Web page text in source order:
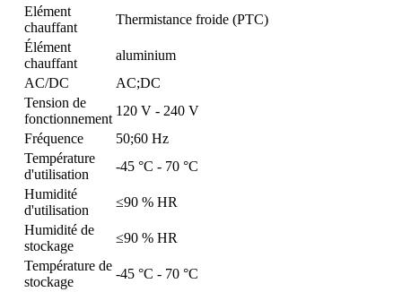
Elément
chauffant
Thermistance froide (PTC)
Élément
chauffant
aluminium
AC/DC
AC;DC
Tension de
fonctionnement
120 V - 240 V
Fréquence
50;60 Hz
Température
d'utilisation
-45 °C - 70 °C
Humidité
d'utilisation
≤90 % HR
Humidité de
stockage
≤90 % HR
Température de
stockage
-45 °C - 70 °C